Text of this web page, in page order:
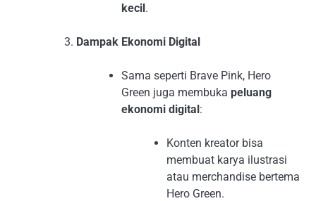
kecil.
Dampak Ekonomi Digital
Sama seperti Brave Pink, Hero
Green juga membuka peluang
ekonomi digital:
Konten kreator bisa
membuat karya ilustrasi
atau merchandise bertema
Hero Green.